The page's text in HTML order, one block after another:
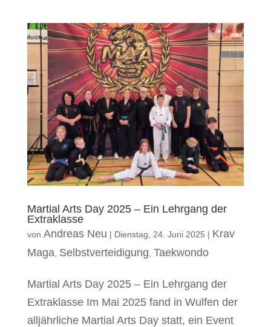
Martial Arts Day 2025 – Ein Lehrgang der
Extraklasse
von Andreas Neu | Dienstag, 24. Juni 2025 | Krav
Maga Selbstverteidigung Taekwondo
Martial Arts Day 2025 – Ein Lehrgang der
Extraklasse Im Mai 2025 fand in Wulfen der
alljährliche Martial Arts Day statt, ein Event